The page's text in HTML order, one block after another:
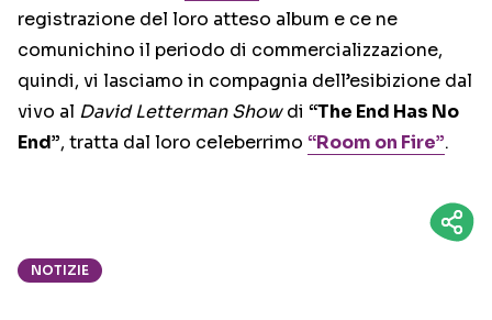
registrazione del loro atteso album e ce ne
comunichino il periodo di commercializzazione,
quindi, vi lasciamo in compagnia dell’esibizione dal
vivo al David Letterman Showdi “The End Has No
End”, tratta dal loro celeberrimo “Room on Fire”.
NOTIZIE